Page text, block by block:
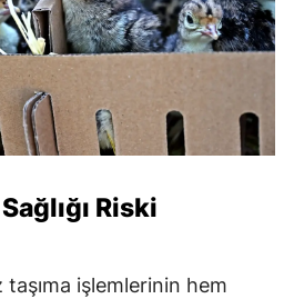
Riski
işlemlerinin hem